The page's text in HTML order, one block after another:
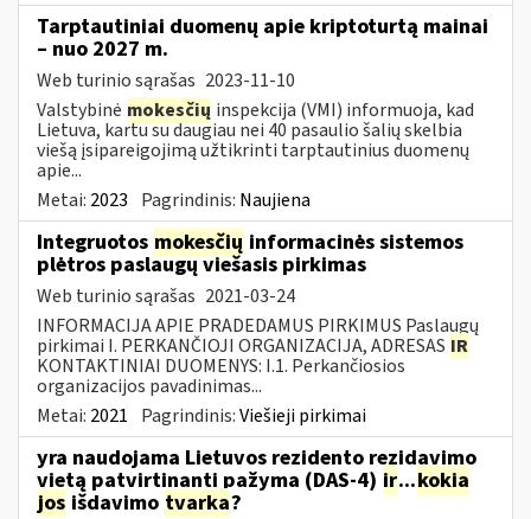
Tarptautiniai duomenų apie kriptoturtą mainai
– nuo 2027 m.
Web turinio sąrašas 2023-11-10
Valstybinė mokesčių inspekcija (VMI) informuoja, kad
Lietuva, kartu su daugiau nei 40 pasaulio šalių skelbia
viešą įsipareigojimą užtikrinti tarptautinius duomenų
apie...
Metai: 2023 Pagrindinis: Naujiena
Integruotos mokesčių informacinės sistemos
plėtros paslaugų viešasis pirkimas
Web turinio sąrašas 2021-03-24
INFORMACIJA APIE PRADEDAMUS PIRKIMUS Paslaugų
pirkimai I. PERKANČIOJI ORGANIZACIJA, ADRESAS IR
KONTAKTINIAI DUOMENYS: I.1. Perkančiosios
organizacijos pavadinimas...
Metai: 2021 Pagrindinis:Viešieji pirkimai
yra naudojama Lietuvos rezidento rezidavimo
vietą patvirtinanti pažyma (DAS-4) ir...kokia
jos išdavimo tvarka?